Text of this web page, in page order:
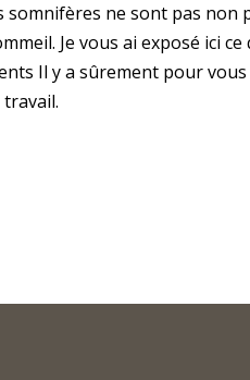
somnifères ne sont pas non
Je vous ai exposé ici
Il y a sûrement pour
travail.